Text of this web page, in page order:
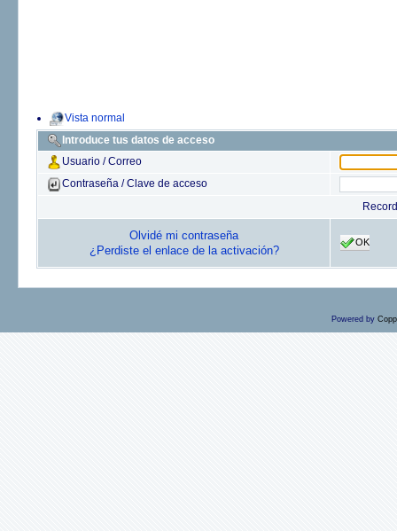
Vista normal
Introduce tus datos de acceso
Usuario / Correo
Contraseña / Clave de acceso
Olvidé mi contraseña
¿Perdiste el enlace de la activación?
OK
Powered by